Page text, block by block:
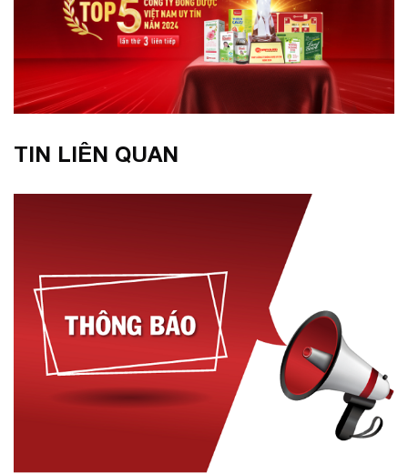
TIN LIÊN QUAN